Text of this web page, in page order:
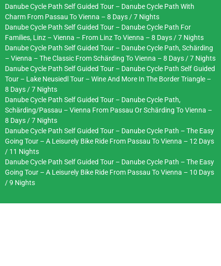
Danube Cycle Path Self Guided Tour – Danube Cycle Path With
Charm From Passau To Vienna – 8 Days / 7 Nights
Danube Cycle Path Self Guided Tour – Danube Cycle Path For
Families, Linz – Vienna – From Linz To Vienna – 8 Days / 7 Nights
Danube Cycle Path Self Guided Tour – Danube Cycle Path, Schärding
– Vienna – The Classic From Schärding To Vienna – 8 Days / 7 Nights
Danube Cycle Path Self Guided Tour – Danube Cycle Path Self Guided
Tour – Lake Neusiedl Tour – Wine And More In The Border Triangle –
8 Days / 7 Nights
Danube Cycle Path Self Guided Tour – Danube Cycle Path,
Schärding/Passau – Vienna From Passau Or Schärding To Vienna –
8 Days / 7 Nights
Danube Cycle Path Self Guided Tour – Danube Cycle Path – The Easy
Going Tour – A Leisurely Bike Ride From Passau To Vienna – 12 Days
/ 11 Nights
Danube Cycle Path Self Guided Tour – Danube Cycle Path – The Easy
Going Tour – A Leisurely Bike Ride From Passau To Vienna – 10 Days
/ 9 Nights